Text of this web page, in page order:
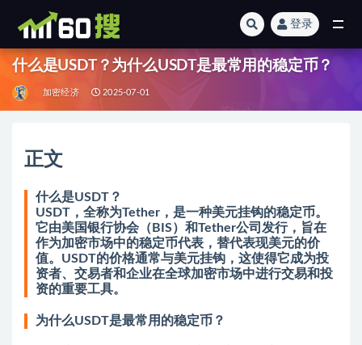
登录
什么是USDT？为什么USDT是最常用的稳定币？
加密经济 2025-07-01
正文
什么是USDT？
USDT，全称为Tether，是一种美元挂钩的稳定币。
它由美国银行协会（BIS）和Tether公司发行，旨在
作为加密市场中的稳定币代表，替代表现美元的价
值。USDT的价格通常与美元挂钩，这使得它成为投
资者、交易者和企业在全球加密市场中进行交易和投
资的重要工具。
为什么USDT是最常用的稳定币？